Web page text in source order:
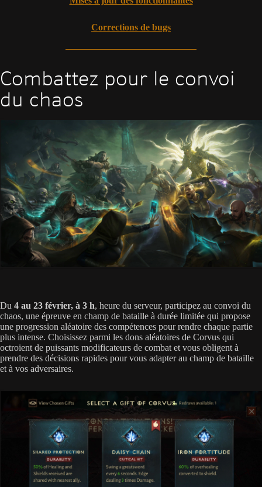
Corrections de bugs
Combattez pour le convoi
du chaos
Du 4 au 23 février, à 3 h, heure du serveur, participez au convoi du
chaos, une épreuve en champ de bataille à durée limitée qui propose
une progression aléatoire des compétences pour rendre chaque partie
plus intense. Choisissez parmi les dons aléatoires de Corvus qui
octroient de puissants modificateurs de combat et vous obligent à
prendre des décisions rapides pour vous adapter au champ de bataille
et à vos adversaires.